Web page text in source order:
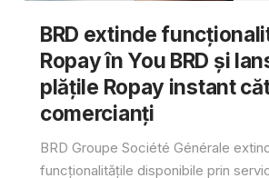
BRD extinde
Ropay în You BRD și
plățile Ropay instant
comercianți
BRD Groupe Société Générale
funcționalitățile disponibile prin